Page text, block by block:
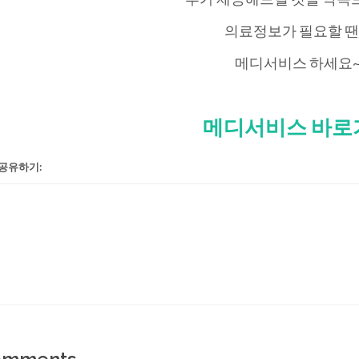
의료정보가 필요할
메디서비스 하세요
메디서비스 바로
유하기: